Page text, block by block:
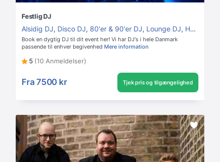
Festlig DJ
Alsidig DJ, Disco DJ, 80'er & 90'er DJ, Lounge DJ, House DJ
Book en dygtig DJ til dit event her! Vi har DJ's i hele Danmark
passende til enhver begivenhed Mere information
5 (10 Anmeldelser)
Fra 7500 kr Tjek pris og tilgængelighed